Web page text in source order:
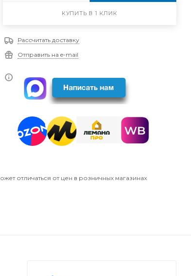
КУПИТЬ В 1 КЛИК
Рассчитать доставку
Отправить на e-mail
отличаться от цен в розничных магазинах